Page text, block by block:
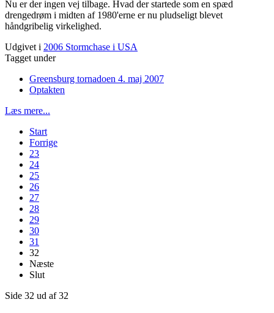
Nu er der ingen vej tilbage. Hvad der startede som en spæd
drengedrøm i midten af 1980'erne er nu pludseligt blevet
håndgribelig virkelighed.
Udgivet i 2006 Stormchase i USA
Tagget under
Greensburg tornadoen 4. maj 2007
Optakten
Læs mere...
Start
Forrige
23
24
25
26
27
28
29
30
31
32
Næste
Slut
Side 32 ud af 32